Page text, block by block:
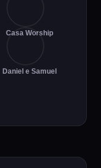
Casa Worship
Daniel e Samuel